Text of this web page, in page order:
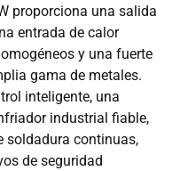
proporciona una salida
entrada de calor
y una fuerte
gama de metales.
inteligente, una
industrial fiable,
soldadura continuas,
de seguridad